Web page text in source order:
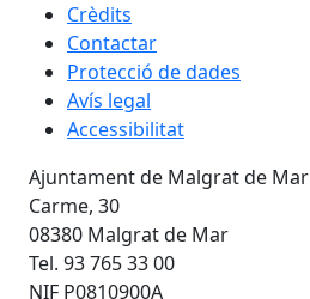
Crèdits
Contactar
Protecció de dades
Avís legal
Accessibilitat
Ajuntament de Malgrat de Mar
Carme, 30
08380 Malgrat de Mar
Tel. 93 765 33 00
NIF P0810900A